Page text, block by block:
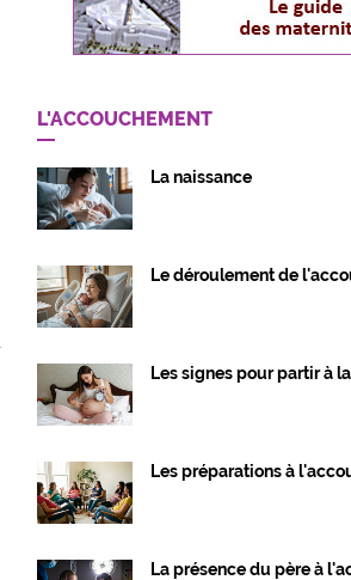
L'ACCOUCHEMENT
La naissance
Le déroulement de
Les signes pour partir à
Les préparations à
La présence du père à